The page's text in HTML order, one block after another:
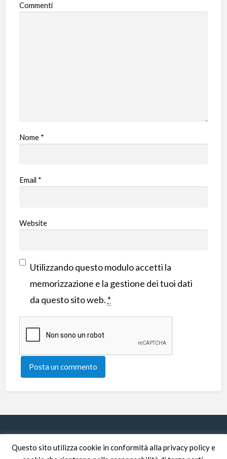
Commenti
Nome *
Email *
Website
Utilizzando questo modulo accetti la
memorizzazione e la gestione dei tuoi dati
da questo sito web. *
Questo sito utilizza cookie in conformità alla privacy policy e